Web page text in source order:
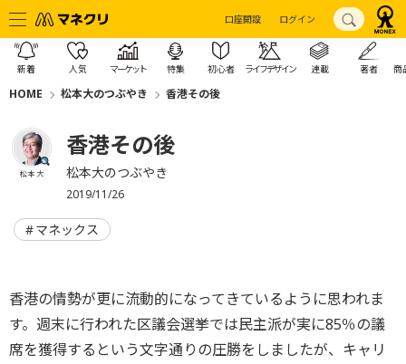
口座開設 ログイン
新着 人気 マーケット 特集 初心者 ライフデザイン 連載 著者 商
HOME 松本大のつぶやき 香港その後
松本 大
香港その後
松本大のつぶやき
2019/11/26
マネックス
香港の情勢が更に流動的になってきているように思われま
す。週末に行われた区議会選挙では民主派が実に85％の議
席を獲得するという文字通りの圧勝をしましたが、キャリ